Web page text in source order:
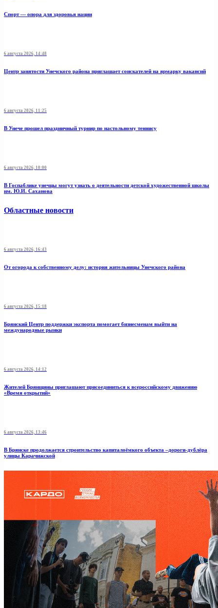
Спорт — опора для здоровья нации
6 августа 2026, 14:48
Центр занятости Унечского района приглашает соискателей на ярмарку вакансий
6 августа 2026, 11:25
В Унече прошел праздничный турнир по настольному теннису
6 августа 2026, 10:00
В Госпаблике унечцы могут узнать о деятельности детской художественной школы
им. Ю.И. Саханова
Областные новости
6 августа 2026, 16:43
От огорода к собственному делу: история жительницы Унечского района
6 августа 2026, 15:18
Брянский Центр поддержки экспорта помогает бизнесменам выйти на
международные рынки
6 августа 2026, 14:12
Жителей Брянщины приглашают присоединиться к всероссийскому движению
«Время открытий»
6 августа 2026, 13:46
В Брянске продолжается строительство капиталоёмкого объекта –дороги-дублёра
улицы Карачижской